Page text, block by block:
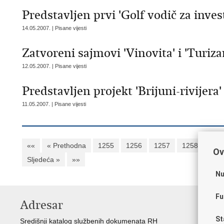
Predstavljen prvi 'Golf vodič za
14.05.2007. | Pisane vijesti
Zatvoreni sajmovi 'Vinovita' i
12.05.2007. | Pisane vijesti
Predstavljen projekt 'Brijuni-rivijera'
11.05.2007. | Pisane vijesti
«« « Prethodna 1255 1256 1257 1258
Sljedeća »
»»
Adresar
Središnji katalog službenih dokumenata RH